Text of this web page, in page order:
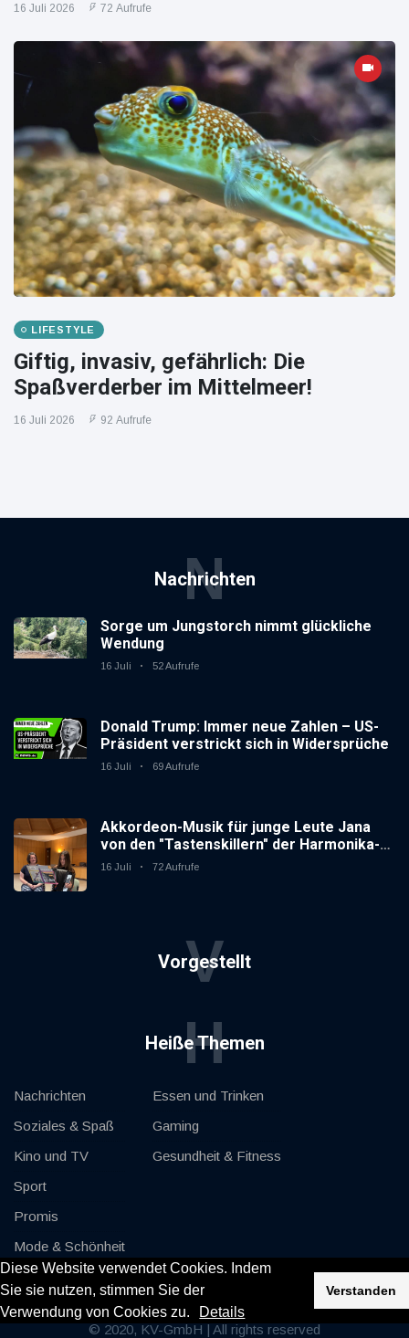
Diese Website verwendet Cookies. Indem
Sie sie nutzen, stimmen Sie der
Verwendung von Cookies zu.
Details
Verstanden
16 Juli 2026 72 Aufrufe
LIFESTYLE
Giftig, invasiv, gefährlich: Die
Spaßverderber im Mittelmeer!
16 Juli 2026 92 Aufrufe
Nachrichten
N
Sorge um Jungstorch nimmt glückliche
Wendung
16 Juli 52 Aufrufe
Donald Trump: Immer neue Zahlen – US-
Präsident verstrickt sich in Widersprüche
16 Juli 69 Aufrufe
Akkordeon-Musik für junge Leute Jana
von den "Tastenskillern" der Harmonika-
Vereinigung Gaggenau zeigt, wie "jung"
16 Juli 72 Aufrufe
Vorgestellt
V
Heiße Themen
H
Nachrichten
Soziales & Spaß
Kino und TV
Sport
Promis
Mode & Schönheit
Autos & Motor
Essen und Trinken
Gaming
Gesundheit & Fitness
© 2020, KV-GmbH | All rights reserved